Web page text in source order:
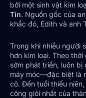
bởi một sinh vật kim
Tín. Nguồn gốc của
khắc đó, Edith và anh
Trong khi nhiều người
hơn kim loại. Theo
sớm phát triển, luôn
máy móc—đặc biệt là
cô. Đến tuổi thiếu
công giỏi nhất của